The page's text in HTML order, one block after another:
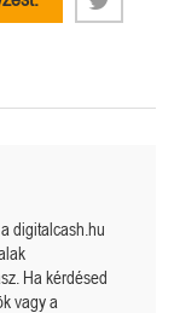
, a digitalcash.hu
Ha kérdésed
vagy a